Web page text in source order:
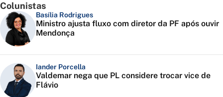
Colunistas
Basília Rodrigues
Ministro ajusta fluxo com diretor da PF após ouvir
Mendonça
Iander Porcella
Valdemar nega que PL considere trocar vice de
Flávio